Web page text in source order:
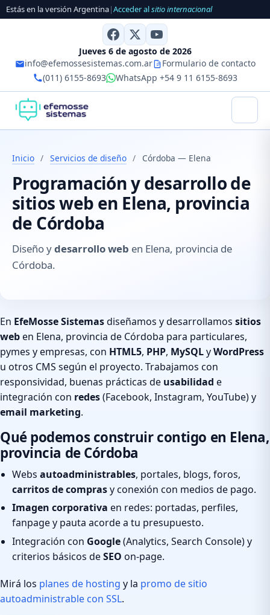
Estás en la versión Argentina|Acceder alsitio internacional
Jueves 6 de agosto de 2026
info@efemossesistemas.com.ar
Formulario de contacto
(011) 6155-8693
WhatsApp +54 9 11 6155-8693
Inicio / Servicios de diseño / Córdoba — Elena
Programación y desarrollo de
sitios web en Elena, provincia
de Córdoba
Diseño ydesarrollo web en Elena, provincia de
Córdoba.
En EfeMosse Sistemasdiseñamos y desarrollamos sitios
weben Elena, provincia de Córdoba para particulares,
pymes y empresas, con HTML5, PHP, MySQLyWordPress
u otros CMS según el proyecto. Trabajamos con
responsividad, buenas prácticas de usabilidad e
integración con redes(Facebook, Instagram, YouTube) y
email marketing.
Qué podemos construir contigo en Elena,
provincia de Córdoba
Webs autoadministrables, portales, blogs, foros,
carritos de comprasy conexión con medios de pago.
Imagen corporativa en redes: portadas, perfiles,
fanpage y pauta acorde a tu presupuesto.
Integración con Google(Analytics, Search Console) y
criterios básicos deSEO on-page.
Mirá los planes de hosting y la promo de sitio
autoadministrable con SSL.